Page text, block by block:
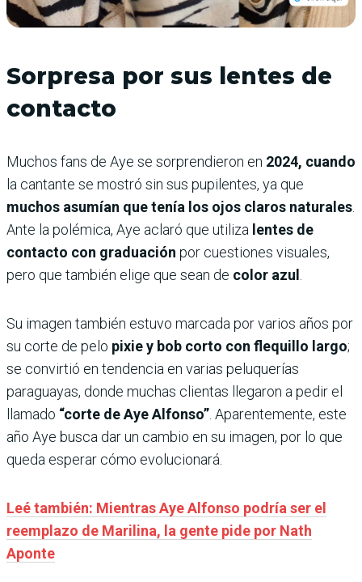
Sorpresa por sus lentes de
contacto
Muchos fans de Aye se sorprendieron en 2024, cuando
la cantante se mostró sin sus pupilentes, ya que
muchos asumían que tenía los ojos claros naturales.
Ante la polémica, Aye aclaró que utiliza lentes de
contacto con graduación por cuestiones visuales,
pero que también elige que sean de color azul .
Su imagen también estuvo marcada por varios años por
su corte de pelo pixie y bob corto con flequillo largo;
se convirtió en tendencia en varias peluquerías
paraguayas, donde muchas clientas llegaron a pedir el
llamado “corte de Aye Alfonso”. Aparentemente, este
año Aye busca dar un cambio en su imagen, por lo que
queda esperar cómo evolucionará.
Leé también: Mientras Aye Alfonso podría ser el
reemplazo de Marilina, la gente pide por Nath
Aponte